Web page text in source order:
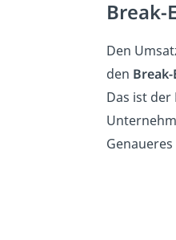
Break-
Den
den
Das ist der